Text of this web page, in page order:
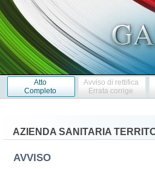
Atto
Completo
Avviso di rettifica
Errata corrige
AZIENDA SANITARIA
AVVISO